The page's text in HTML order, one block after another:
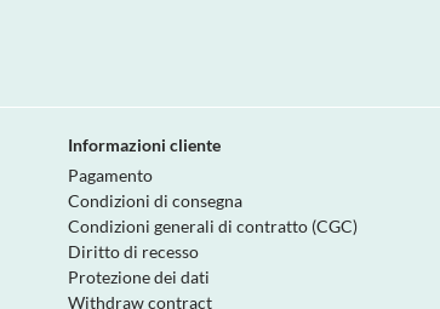
Informazioni cliente
Pagamento
Condizioni di consegna
Condizioni generali di contratto (CGC)
Diritto di recesso
Protezione dei dati
Withdraw contract